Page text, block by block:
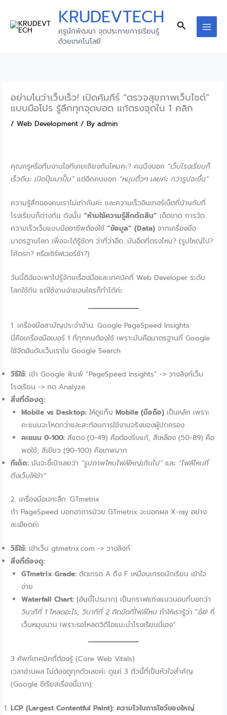
content
KRUDEVTECH
ครูนักพัฒนา จุดประกายการเรียนรู้
ด้วยเทคโนโลยี
Search
อย่ามโนว่าเว็บเร็ว! เปิดคัมภีร์ “ตรวจสุขภาพเว็บไซต์”
แบบมือโปร รู้ลึกทุกจุดบอด แก้ตรงจุดใน 1 คลิก
/Web Development / Byadmin
คุณครูหรือทีมงานไอทีเคยเถียงกันไหมคะ? คนนึงบอก “เว็บโรงเรียนก็
เร็วดีนะ เปิดปุ๊บมาปั๊บ” แต่อีกคนบอก “หมุนติ้วๆ เลยค่ะ กว่ารูปจะขึ้น”
ความรู้สึกของคนเราไม่เท่ากันค่ะ และความเร็วอินเทอร์เน็ตที่บ้านกับที่
โรงเรียนก็ต่างกัน ดังนั้น“ห้ามใช้ความรู้สึกตัดสิน” เด็ดขาด การวัด
ความเร็วเว็บแบบมืออาชีพต้องใช้“ข้อมูล” (Data) จากเครื่องมือ
มาตรฐานโลก เพื่อจะได้รู้ชัดๆ ว่าที่ว่าอืด…มันอืดที่ตรงไหน? (รูปใหญ่ไป?
โค้ดรก? หรือเซิร์ฟเวอร์ช้า?)
วันนี้ดิฉันจะพาไปรู้จักเครื่องมือและเทคนิคที่ Web Developer ระดับ
โลกใช้กัน แต่ใช้งานง่ายจนใครก็ทำได้ค่ะ
1. เครื่องมือสามัญประจำบ้าน: Google PageSpeed Insights
นี่คือเครื่องมือเบอร์ 1 ที่ทุกคนต้องใช้ เพราะมันคือมาตรฐานที่ Google
ใช้จัดอันดับเว็บเราใน Google Search
วิธีใช้: เข้า Google พิมพ์ “PageSpeed Insights” -> วางลิงก์เว็บ
โรงเรียน -> กด Analyze
สิ่งที่ต้องดู:
Mobile vs Desktop:ให้ดูแท็บ Mobile (มือถือ)เป็นหลัก เพราะ
คะแนนจะโหดกว่าและสะท้อนการใช้งานจริงของผู้ปกครอง
คะแนน 0-100:สีแดง (0-49) คือต้องรีบแก้, สีเหลือง (50-89) คือ
พอใช้, สีเขียว (90-100) คือเทพมาก
ทีเด็ด: มันจะชี้เป้าเลยว่า “รูปภาพไหนไฟล์ใหญ่เกินไป” และ “ไฟล์ไหนที่
ดึงเว็บให้ช้า”
2. เครื่องมือเจาะลึก: GTmetrix
ถ้า PageSpeed บอกอาการป่วย GTmetrix จะบอกผล X-ray อย่าง
ละเอียดค่ะ
วิธีใช้: เข้าเว็บ gtmetrix.com -> วางลิงก์
สิ่งที่ต้องดู:
GTmetrix Grade:ตัดเกรด A ถึง F เหมือนเกรดนักเรียน เข้าใจ
ง่าย
Waterfall Chart:(อันนี้โปรมาก) เป็นกราฟแท่งแนวนอนที่บอกว่า
วินาทีที่ 1 โหลดอะไร, วินาทีที่ 2 ติดขัดที่ไฟล์ไหนทำให้เรารู้ว่า “อ๋อ! ที่
เว็บหมุนนาน เพราะรอโหลดวิดีโอแนะนำโรงเรียนนี่เอง”
3 ศัพท์เทคนิคที่ต้องรู้ (Core Web Vitals)
เวลาอ่านผล ไม่ต้องดูทุกตัวเลขค่ะ ดูแค่ 3 ตัวนี้ที่เป็นหัวใจสำคัญ
(Google ซีเรียสเรื่องนี้มาก):
LCP (Largest Contentful Paint): ความไวในการโชว์ของใหญ่